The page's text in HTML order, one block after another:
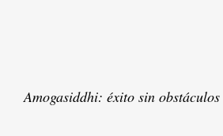
Amogasiddhi: éxito sin obstáculos